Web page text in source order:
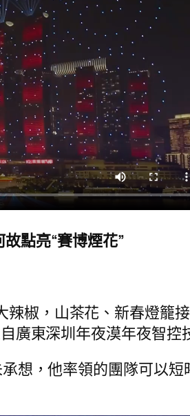
點亮“賽博煙花”
椒，山茶花、新春燈籠
廣東深圳年夜漠年夜智控
想，他率領的團隊可以